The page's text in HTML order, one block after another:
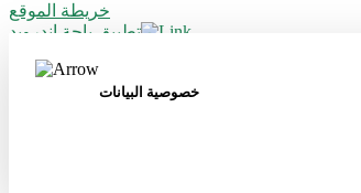
خصوصية البيانات
خريطة الموقع
تطبيق باحة اندرويد
جميع الحقوق محفوظة لأمانة منطقة الباحة © 2026
تم تطويره وصيانته بواسطة أمانة منطقة الباحة